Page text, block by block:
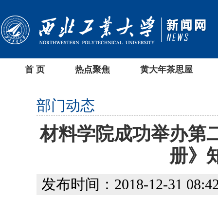
首 页 热点聚焦 黄大年茶思屋
部门动态
材料学院成功举办第
册》
发布时间：2018-12-31